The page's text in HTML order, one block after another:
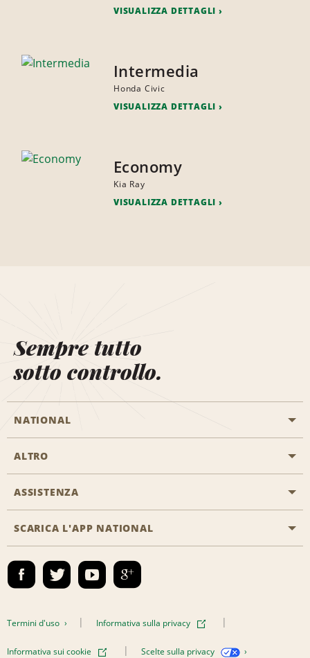
VISUALIZZA DETTAGLI
Intermedia
Honda Civic
VISUALIZZA DETTAGLI
Economy
Kia Ray
VISUALIZZA DETTAGLI
Sempre tutto
sotto controllo.
NATIONAL
Inizia una prenotazione
Programmi business
Emerald Club Accedi
ALTRO
Offerte di lavoro
ASSISTENZA
Accessibilità
Contatti
SCARICA L'APP NATIONAL
Termini d'uso Informativa sulla privacy
Informativa sui cookie Scelte sulla privacy